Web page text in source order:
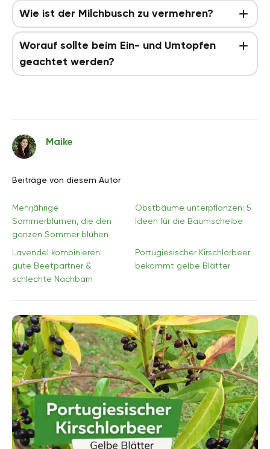
Wie ist der Milchbusch zu vermehren?
Worauf sollte beim Ein- und Umtopfen
geachtet werden?
Maike
Beiträge von diesem Autor
Mehrjährige
Sommerblumen, die den
ganzen Sommer blühen
Obstbäume unterpflanzen: 5
Ideen für die Baumscheibe
Lavendel kombinieren:
gute Beetpartner &
schlechte Nachbarn
Portugiesischer Kirschlorbeer
bekommt gelbe Blätter